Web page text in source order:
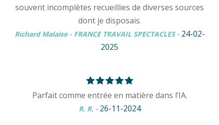
souvent incomplètes recueillies de diverses sources
dont je disposais.
Richard Malaise - FRANCE TRAVAIL SPECTACLES- 24-02-
2025
Parfait comme entrée en matière dans l’IA.
R. R. - 26-11-2024